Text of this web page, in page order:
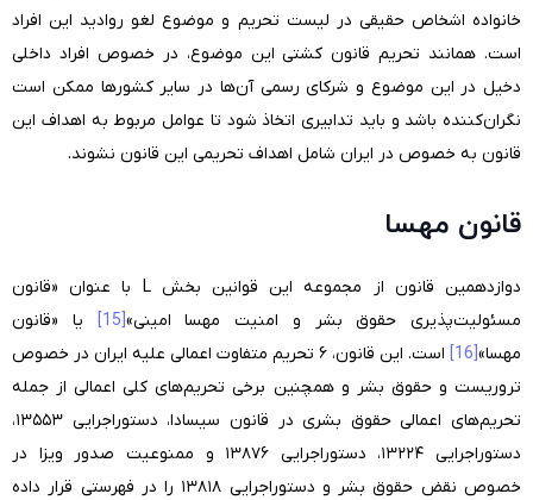
خانواده اشخاص حقیقی در لیست تحریم و موضوع لغو روادید این افراد
است. همانند تحریم قانون کشتی این موضوع، در خصوص افراد داخلی
دخیل در این موضوع و شرکای رسمی آن‌ها در سایر کشورها ممکن است
نگران‌کننده باشد و باید تدابیری اتخاذ شود تا عوامل مربوط به اهداف این
قانون به خصوص در ایران شامل اهداف تحریمی این قانون نشوند.
قانون مهسا
دوازدهمین قانون از مجموعه این قوانین بخش L با عنوان «قانون
مسئولیت‌پذیری حقوق بشر و امنیت مهسا امینی»[15]
یا «قانون
مهسا»[16]
است. این قانون، ۶ تحریم متفاوت اعمالی علیه ایران در خصوص
تروریست و حقوق بشر و همچنین برخی تحریم‌های کلی اعمالی از جمله
تحریم‌های اعمالی حقوق بشری در قانون سیسادا، دستوراجرایی ۱۳۵۵۳،
دستوراجرایی ۱۳۲۲۴، دستوراجرایی ۱۳۸۷۶ و ممنوعیت صدور ویزا در
خصوص نقض حقوق بشر و دستوراجرایی ۱۳۸۱۸ را در فهرستی قرار داده